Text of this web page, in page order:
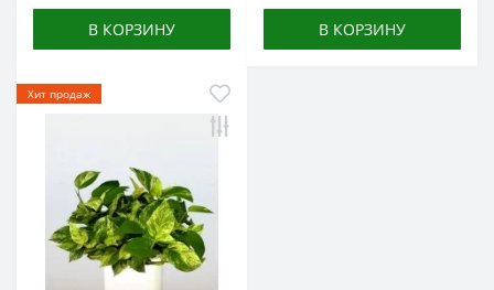
В КОРЗИНУ В КОРЗИНУ
Хит продаж